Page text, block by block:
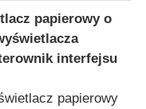
papierowy o
interfejsu
papierowy